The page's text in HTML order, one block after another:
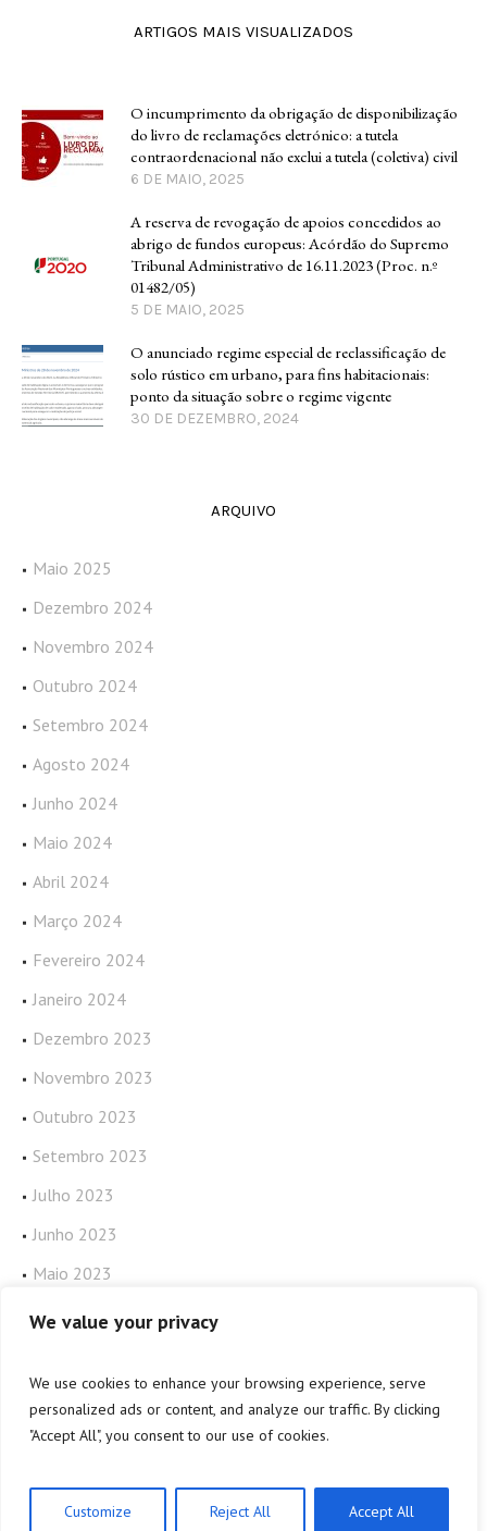
We value your privacy
We use cookies to enhance your browsing experience, serve
personalized ads or content, and analyze our traffic. By clicking
"Accept All", you consent to our use of cookies.
Customize Reject All Accept All
ARTIGOS MAIS VISUALIZADOS
O incumprimento da obrigação de disponibilização
do livro de reclamações eletrónico: a tutela
contraordenacional não exclui a tutela (coletiva) civil
6 DE MAIO, 2025
A reserva de revogação de apoios concedidos ao
abrigo de fundos europeus: Acórdão do Supremo
Tribunal Administrativo de 16.11.2023 (Proc. n.º
01482/05)
5 DE MAIO, 2025
O anunciado regime especial de reclassificação de
solo rústico em urbano, para fins habitacionais:
ponto da situação sobre o regime vigente
30 DE DEZEMBRO, 2024
ARQUIVO
Maio 2025
Dezembro 2024
Novembro 2024
Outubro 2024
Setembro 2024
Agosto 2024
Junho 2024
Maio 2024
Abril 2024
Março 2024
Fevereiro 2024
Janeiro 2024
Dezembro 2023
Novembro 2023
Outubro 2023
Setembro 2023
Julho 2023
Junho 2023
Maio 2023
Abril 2023
Política de privacidade/ JurisAPP © 2022 / Todos os direitos
reservados